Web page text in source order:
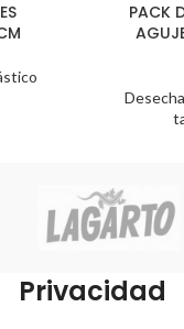
PACK
Privacidad